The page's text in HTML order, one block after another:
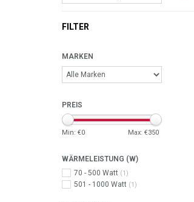
FILTER
MARKEN
PREIS
Min: €0 Max: €350
WÄRMELEISTUNG (W)
70 - 500 Watt (1)
501 - 1000 Watt (1)